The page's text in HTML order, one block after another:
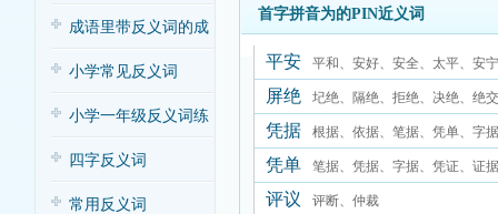
子歌
成语里带反义词的成
语
小学常见反义词
小学一年级反义词练
习
四字反义词
常用反义词
首字拼音为的PIN近义词
平安 平和、安好、安全、太平、安宁
屏绝 圮绝、隔绝、拒绝、决绝、绝
凭据 根据、依据、笔据、凭单、字
证、证据
凭单 笔据、凭据、字据、凭证、证据
评议 评断、仲裁